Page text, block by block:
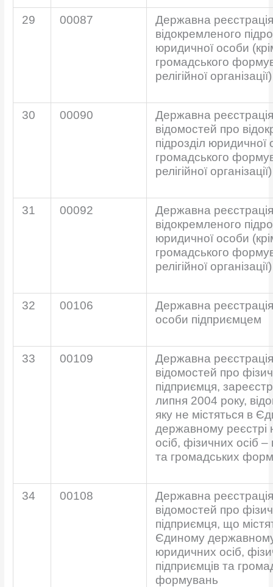
29 00087
Державна
відокремленого
юридичної особи
громадського
релігійної організації)
30 00090
Державна
відомостей про
підрозділ юридичної
громадського
релігійної організації)
31 00092
Державна
відокремленого
юридичної особи
громадського
релігійної організації)
32 00106
Державна
особи підприємцем
33 00109
Державна
відомостей про
підприємця,
липня 2004 року,
яку не містяться в
державному реєстрі
осіб, фізичних осіб –
та громадських
34 00108
Державна
відомостей про
підприємця, що
Єдиному
юридичних осіб,
підприємців та
формувань